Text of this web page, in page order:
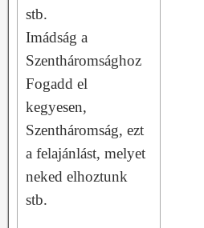
stb.
Imádság a
Szentháromsághoz
Fogadd el
kegyesen,
Szentháromság, ezt
a felajánlást, melyet
neked elhoztunk
stb.